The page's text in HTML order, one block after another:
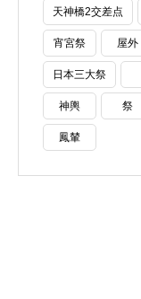
天神橋2交差点
宵宮祭 屋外
日本三大祭
神輿 祭
鳳輦